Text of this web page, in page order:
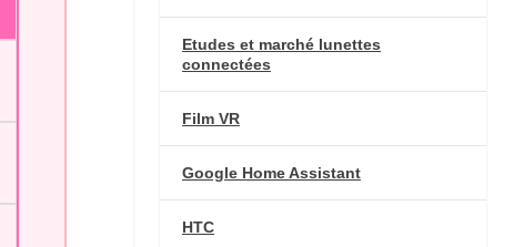
Etudes et marché lunettes
connectées
Film VR
Google Home Assistant
HTC